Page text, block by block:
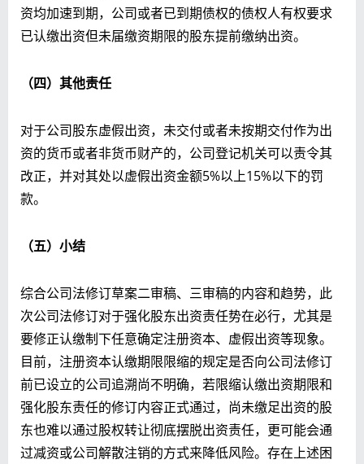
资均加速到期，公司或者已到期债权的债权人有权要求
已认缴出资但未届缴资期限的股东提前缴纳出资。
（四）其他责任
对于公司股东虚假出资，未交付或者未按期交付作为出
资的货币或者非货币财产的，公司登记机关可以责令其
改正，并对其处以虚假出资金额5%以上15%以下的罚
款。
（五）小结
综合公司法修订草案二审稿、三审稿的内容和趋势，此
次公司法修订对于强化股东出资责任势在必行，尤其是
要修正认缴制下任意确定注册资本、虚假出资等现象。
目前，注册资本认缴期限限缩的规定是否向公司法修订
前已设立的公司追溯尚不明确，若限缩认缴出资期限和
强化股东责任的修订内容正式通过，尚未缴足出资的股
东也难以通过股权转让彻底摆脱出资责任，更可能会通
过减资或公司解散注销的方式来降低风险。存在上述困